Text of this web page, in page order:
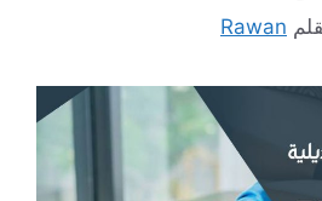
Rawan